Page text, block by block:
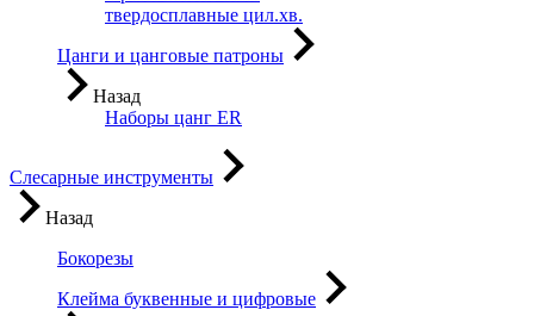
твердосплавные цил.хв.
Цанги и цанговые патроны
Назад
Наборы цанг ER
Слесарные инструменты
Назад
Бокорезы
Клейма буквенные и цифровые